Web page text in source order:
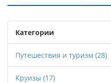
Категории
Путешествия и туризм (28)
Круизы (17)